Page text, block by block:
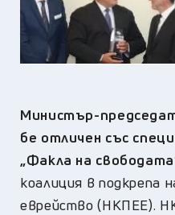
Министър-
бе отличен със
„Факла на
коалиция в подкрепа
еврейство (НКПЕЕ).